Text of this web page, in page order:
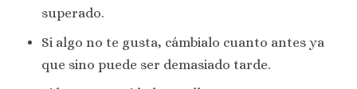
superado.
Si algo no te gusta, cámbialo cuanto antes ya
que sino puede ser demasiado tarde.